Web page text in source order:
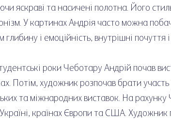
яскраві та насичені полотна. Його
У картинах Андрія часто можна
глибину і емоційність, внутрішні почуття
роки Чеботару Андрій почав
Потім, художник розпочав брати
та міжнародних виставок. На
країнах Європи та США. Художник